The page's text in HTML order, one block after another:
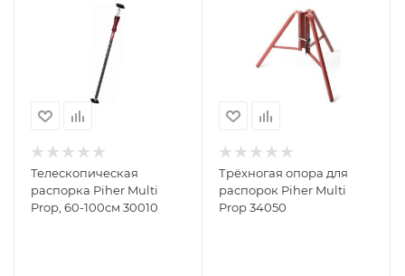
Телескопическая
распорка Piher Multi
Prop, 60-100см 30010
Трёхногая опора для
распорок Piher Multi
Prop 34050